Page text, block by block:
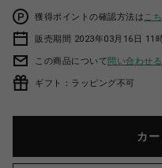
獲得ポイントの確認方法は こ
販売期間 2023年03月16日 11
この商品について問い合わせる
ギフト：ラッピング不可
カ